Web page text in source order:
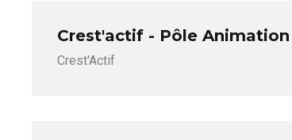
Crest'actif - Pôle Animation
Crest'Actif